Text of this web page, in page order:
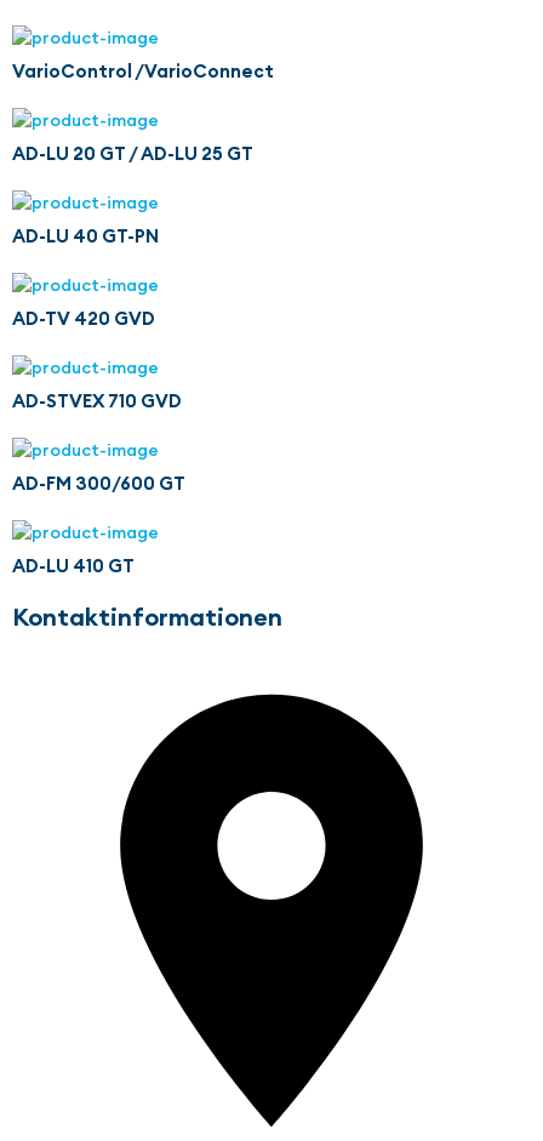
VarioControl /VarioConnect
AD-LU 20 GT / AD-LU 25 GT
AD-LU 40 GT-PN
AD-TV 420 GVD
AD-STVEX 710 GVD
AD-FM 300/600 GT
AD-LU 410 GT
Kontaktinformationen